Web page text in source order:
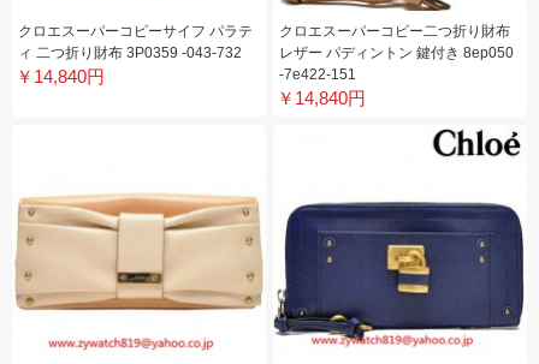
クロエスーパーコピーサイフ パラテ
ィ 二つ折り財布 3P0359 -043-732
￥14,840円
クロエスーパーコピー二つ折り財布
レザー パディントン 鍵付き 8ep050
-7e422-151
￥14,840円